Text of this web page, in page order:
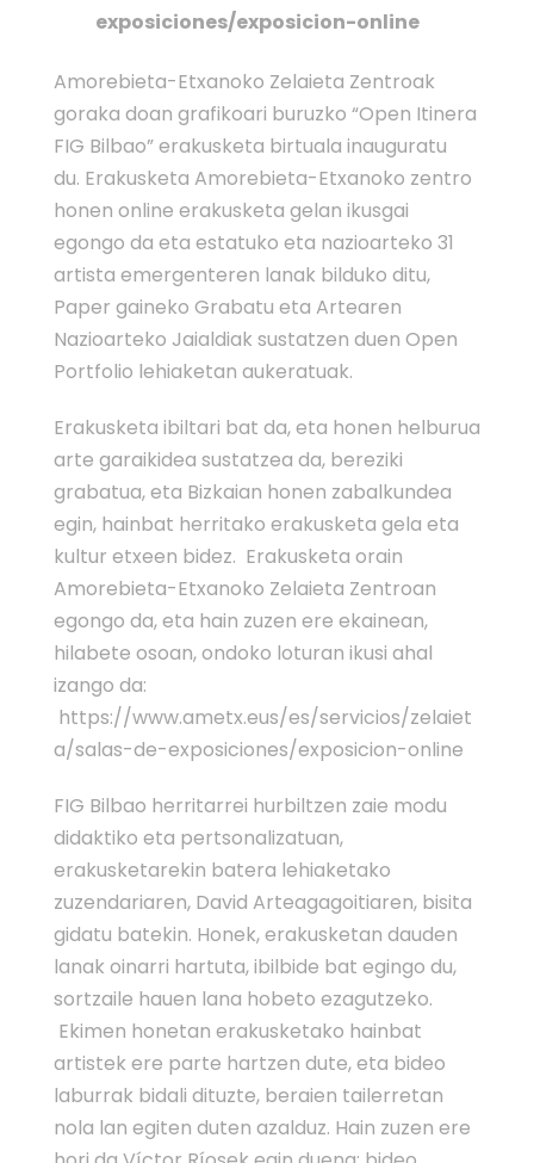
exposiciones/exposicion-online
Amorebieta-Etxanoko Zelaieta Zentroak
goraka doan grafikoari buruzko “Open Itinera
FIG Bilbao” erakusketa birtuala inauguratu
du. Erakusketa Amorebieta-Etxanoko zentro
honen online erakusketa gelan ikusgai
egongo da eta estatuko eta nazioarteko 31
artista emergenteren lanak bilduko ditu,
Paper gaineko Grabatu eta Artearen
Nazioarteko Jaialdiak sustatzen duen Open
Portfolio lehiaketan aukeratuak.
Erakusketa ibiltari bat da, eta honen helburua
arte garaikidea sustatzea da, bereziki
grabatua, eta Bizkaian honen zabalkundea
egin, hainbat herritako erakusketa gela eta
kultur etxeen bidez. Erakusketa orain
Amorebieta-Etxanoko Zelaieta Zentroan
egongo da, eta hain zuzen ere ekainean,
hilabete osoan, ondoko loturan ikusi ahal
izango da:
https://www.ametx.eus/es/servicios/zelaiet
a/salas-de-exposiciones/exposicion-online
FIG Bilbao herritarrei hurbiltzen zaie modu
didaktiko eta pertsonalizatuan,
erakusketarekin batera lehiaketako
zuzendariaren, David Arteagagoitiaren, bisita
gidatu batekin. Honek, erakusketan dauden
lanak oinarri hartuta, ibilbide bat egingo du,
sortzaile hauen lana hobeto ezagutzeko.
Ekimen honetan erakusketako hainbat
artistek ere parte hartzen dute, eta bideo
laburrak bidali dituzte, beraien tailerretan
nola lan egiten duten azalduz. Hain zuzen ere